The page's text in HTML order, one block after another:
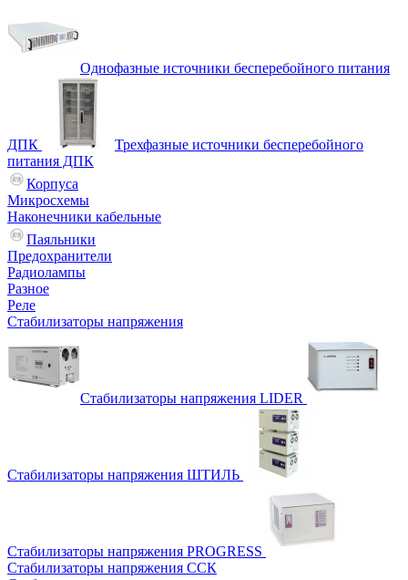
Однофазные источники бесперебойного питания
ДПК
Трехфазные источники бесперебойного
питания ДПК
Корпуса
Микросхемы
Наконечники кабельные
Паяльники
Предохранители
Радиолампы
Разное
Реле
Стабилизаторы напряжения
Стабилизаторы напряжения LIDER
Стабилизаторы напряжения ШТИЛЬ
Стабилизаторы напряжения PROGRESS
Стабилизаторы напряжения ССК